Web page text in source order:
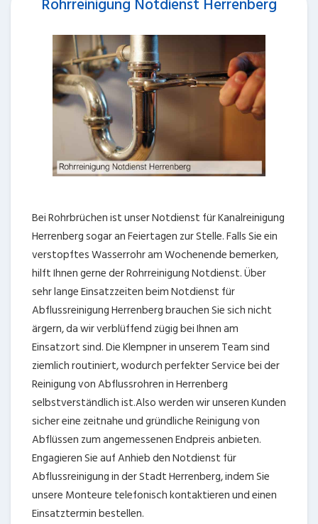
Bei Rohrbrüchen ist unser Notdienst für Kanalreinigung
Herrenberg sogar an Feiertagen zur Stelle. Falls Sie ein
verstopftes Wasserrohr am Wochenende bemerken,
hilft Ihnen gerne der Rohrreinigung Notdienst. Über
sehr lange Einsatzzeiten beim Notdienst für
Abflussreinigung Herrenberg brauchen Sie sich nicht
ärgern, da wir verblüffend zügig bei Ihnen am
Einsatzort sind. Die Klempner in unserem Team sind
ziemlich routiniert, wodurch perfekter Service bei der
Reinigung von Abflussrohren in Herrenberg
selbstverständlich ist.Also werden wir unseren Kunden
sicher eine zeitnahe und gründliche Reinigung von
Abflüssen zum angemessenen Endpreis anbieten.
Engagieren Sie auf Anhieb den Notdienst für
Abflussreinigung in der Stadt Herrenberg, indem Sie
unsere Monteure telefonisch kontaktieren und einen
Einsatztermin bestellen.